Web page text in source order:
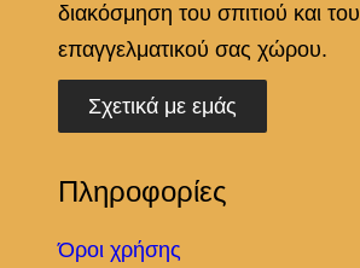
διακόσμηση του σπιτιού και του
επαγγελματικού σας χώρου.
Σχετικά με εμάς
Πληροφορίες
Όροι χρήσης